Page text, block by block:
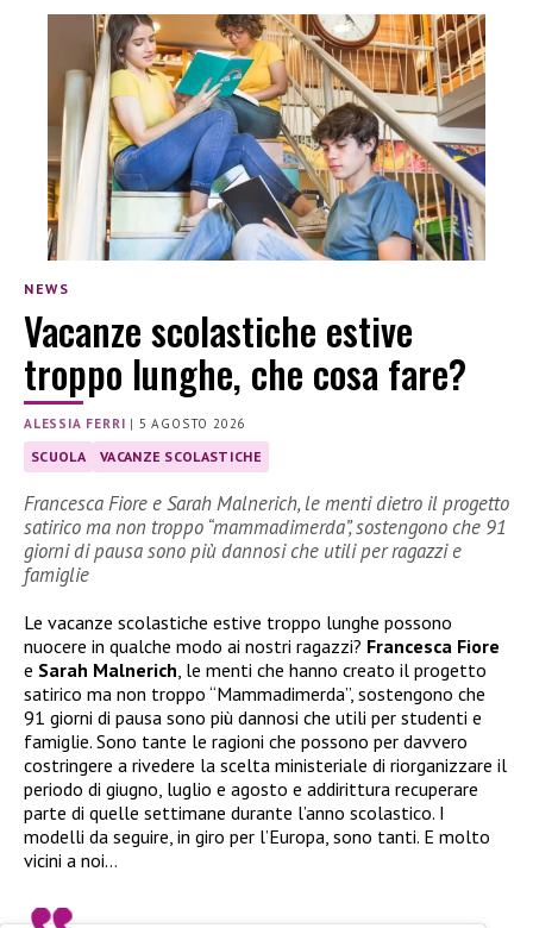
NEWS
Vacanze scolastiche estive
troppo lunghe, che cosa fare?
ALESSIA FERRI | 5 AGOSTO 2026
SCUOLA VACANZE SCOLASTICHE
Francesca Fiore e Sarah Malnerich, le menti dietro il progetto
satirico ma non troppo “mammadimerda”, sostengono che 91
giorni di pausa sono più dannosi che utili per ragazzi e
famiglie
Le vacanze scolastiche estive troppo lunghe possono
nuocere in qualche modo ai nostri ragazzi? Francesca Fiore
e Sarah Malnerich, le menti che hanno creato il progetto
satirico ma non troppo “Mammadimerda”, sostengono che
91 giorni di pausa sono più dannosi che utili per studenti e
famiglie. Sono tante le ragioni che possono per davvero
costringere a rivedere la scelta ministeriale di riorganizzare il
periodo di giugno, luglio e agosto e addirittura recuperare
parte di quelle settimane durante l’anno scolastico. I
modelli da seguire, in giro per l’Europa, sono tanti. E molto
vicini a noi…